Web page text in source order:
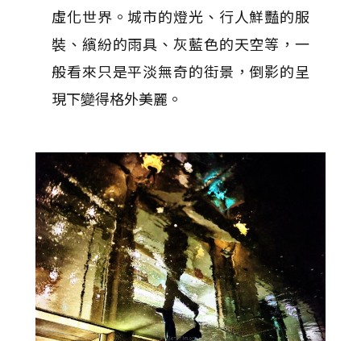
虛化世界。城市的燈光、行人鮮豔的服
裝、繽紛的雨具、灰藍色的天空等，一
般看來只是平淡無奇的街景，倒影的呈
現下變得格外美麗。